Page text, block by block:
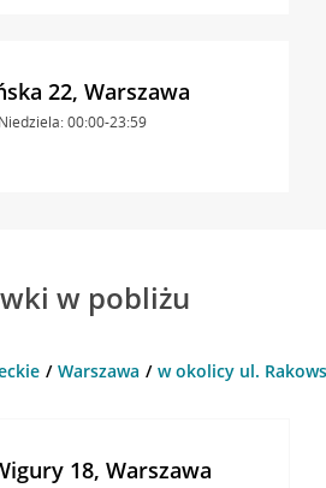
22, Warszawa
00:00-23:59
w pobliżu
Warszawa w okolicy ul.
18, Warszawa